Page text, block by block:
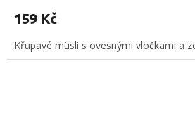
159 Kč
Křupavé müsli s ovesnými vločkami a